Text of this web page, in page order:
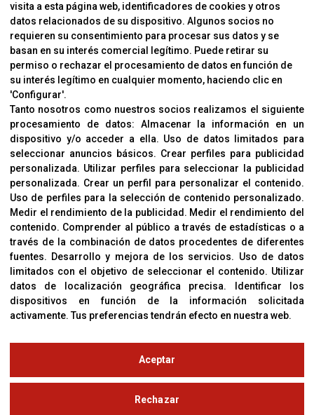
Contacto
Cambios Y Devoluciones
CORVER
Aviso Legal
Sobre Nosotros
Cookies
Política De Privacidad
OFICINAS
C/ Coneixement 5, 08850
Gavà (Barcelona)
CONTACTO
T. (+34) 93 638 38 60
corver@corver.es
© Copyright 2019
visita a esta página web, identificadores de cookies y otros
datos relacionados de su dispositivo. Algunos socios no
requieren su consentimiento para procesar sus datos y se
basan en su interés comercial legítimo. Puede retirar su
permiso o rechazar el procesamiento de datos en función de
su interés legítimo en cualquier momento, haciendo clic en
'Configurar'.
Tanto nosotros como nuestros socios realizamos el siguiente
procesamiento de datos: Almacenar la información en un
dispositivo y/o acceder a ella. Uso de datos limitados para
seleccionar anuncios básicos. Crear perfiles para publicidad
personalizada. Utilizar perfiles para seleccionar la publicidad
personalizada. Crear un perfil para personalizar el contenido.
Uso de perfiles para la selección de contenido personalizado.
Medir el rendimiento de la publicidad . Medir el rendimiento del
contenido. Comprender al público a través de estadísticas o a
través de la combinación de datos procedentes de diferentes
fuentes. Desarrollo y mejora de los servicios. Uso de datos
limitados con el objetivo de seleccionar el contenido. Utilizar
datos de localización geográfica precisa.
Identificar los
dispositivos en función de la información solicitada
activamente.Tus preferencias tendrán efecto en nuestra web.
Rechazar
Aceptar